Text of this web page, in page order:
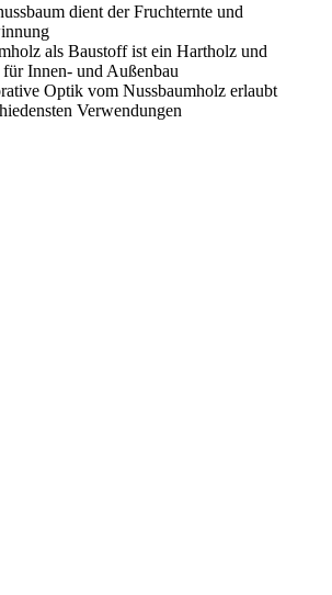
dient der Fruchternte und
als Baustoff ist ein Hartholz und
Innen- und Außenbau
Optik vom Nussbaumholz erlaubt
Verwendungen